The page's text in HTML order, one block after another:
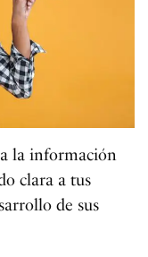
la información
clara a tus
de sus